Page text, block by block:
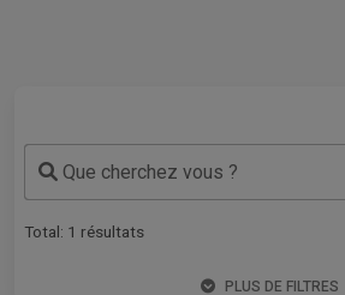
Que cherchez vous ?
Total: 1 résultats
PLUS DE FILTRES